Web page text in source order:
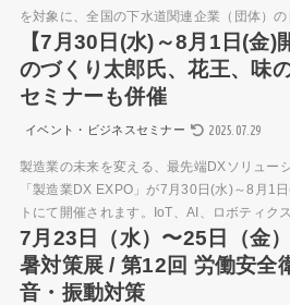
を対象に、全国の下水道関連企業（団体）の
【7月30日(水)～8月1日(金)
のづくり太郎氏、花王、味
セミナーも併催
イベント・ビジネスセミナー 2025.07.29
製造業の未来を変える、最先端DXソリュー
「製造業DX EXPO」が7月30日(水)～8月1
トにて開催されます。IoT、AI、ロボティク
7月23日（⽔）〜25日（金
暑対策展 / 第12回 労働安全
音・振動対策